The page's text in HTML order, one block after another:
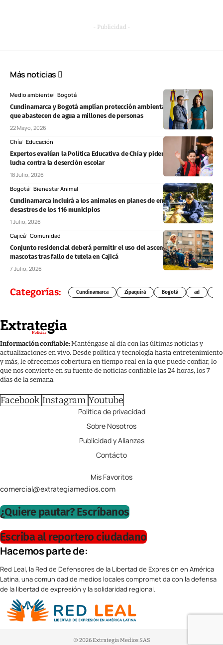
- Publicidad -
Más noticias
Medio ambiente Bogotá
Cundinamarca y Bogotá amplían protección ambiental sobre zonas
que abastecen de agua a millones de personas
22 Mayo, 2026
Chía Educación
Expertos evalúan la Política Educativa de Chía y piden reforzar la
lucha contra la deserción escolar
18 Julio, 2026
Bogotá Bienestar Animal
Cundinamarca incluirá a los animales en planes de emergencia y
desastres de los 116 municipios
1 Julio, 2026
Cajicá Comunidad
Conjunto residencial deberá permitir el uso del ascensor con
mascotas tras fallo de tutela en Cajicá
7 Julio, 2026
Categorías: Cundinamarca Zipaquirá Bogotá ad
Información confiable:Manténgase al día con las últimas noticias y
actualizaciones en vivo. Desde política y tecnología hasta entretenimiento
y más, le ofrecemos cobertura en tiempo real en la que puede confiar, lo
que nos convierte en su fuente de noticias confiable las 24 horas, los 7
días de la semana.
Facebook Instagram Youtube
Política de privacidad
Sobre Nosotros
Publicidad y Alianzas
Contácto
Mis Favoritos
comercial@extrategiamedios.com
¿Quiere pautar? Escríbanos
Escriba al reportero ciudadano
Hacemos parte de:
Red Leal, la Red de Defensores de la Libertad de Expresión en América
Latina, una comunidad de medios locales comprometida con la defensa
de la libertad de expresión y la solidaridad regional.
© 2026 Extrategia Medios SAS